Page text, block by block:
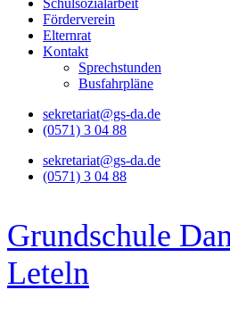
Schulsozialarbeit
Förderverein
Elternrat
Kontakt
Sprechstunden
Busfahrpläne
sekretariat@gs-da.de
(0571) 3 04 88
sekretariat@gs-da.de
(0571) 3 04 88
Grundschule
Leteln